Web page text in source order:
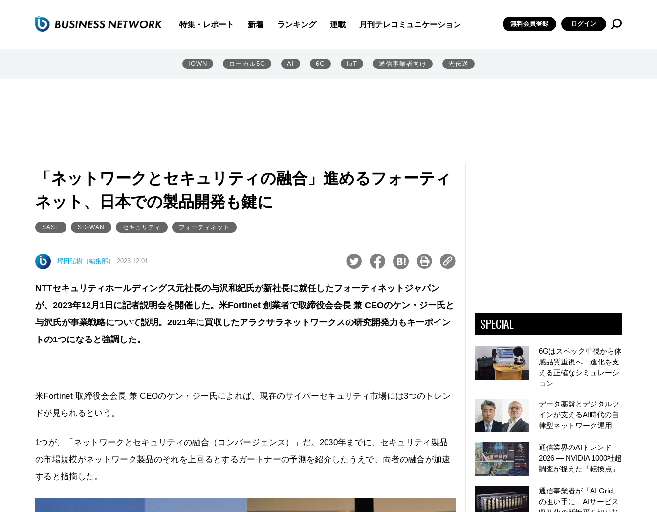
特集・レポート 新着 ランキング 連載 月刊テレコミュニケーション 無料会員登録 ログイン
IOWN ローカル5G AI 6G IoT 通信事業者向け 光伝送
「ネットワークとセキュリティの融合」進めるフォーティ
ネット、日本での製品開発も鍵に
SASE SD-WAN セキュリティ フォーティネット
坪田弘樹（編集部） 2023.12.01
NTTセキュリティホールディングス元社長の与沢和紀氏が新社長に就任したフォーティネットジャパン
が、2023年12月1日に記者説明会を開催した。米Fortinet 創業者で取締役会会長 兼 CEOのケン・ジー氏と
与沢氏が事業戦略について説明。2021年に買収したアラクサラネットワークスの研究開発力もキーポイン
トの1つになると強調した。
米Fortinet 取締役会会長 兼 CEOのケン・ジー氏によれば、現在のサイバーセキュリティ市場には3つのトレン
ドが見られるという。
1つが、「ネットワークとセキュリティの融合（コンバージェンス）」だ。2030年までに、セキュリティ製品
の市場規模がネットワーク製品のそれを上回るとするガートナーの予測を紹介したうえで、両者の融合が加速
すると指摘した。
SPECIAL
6Gはスペック重視から体
感品質重視へ 進化を支
える正確なシミュレーシ
ョン
データ基盤とデジタルツ
インが支えるAI時代の自
律型ネットワーク運用
通信業界のAIトレンド
2026 ― NVIDIA 1000社超
調査が捉えた「転換点」
通信事業者が「AI Grid」
の担い手に AIサービス